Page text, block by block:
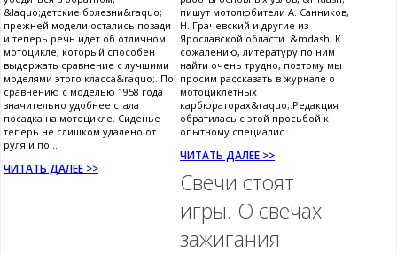
&laquo;детские болезни&raquo;
прежней модели остались позади
и теперь речь идет об отличном
мотоцикле, который способен
выдержать сравнение с лучшими
моделями этого класса&raquo;. По
сравнению с моделью 1958 года
значительно удобнее стала
посадка на мотоцикле. Сиденье
теперь не слишком удалено от
руля и по...
ЧИТАТЬ ДАЛЕЕ >>
пишут мотолюбители А. Санников,
Н. Грачевский и другие из
Ярославской области. &mdash; К
сожалению, литературу по ним
найти очень трудно, поэтому мы
просим рассказать в журнале о
мотоциклетных
карбюраторах&raquo;.Редакция
обратилась с этой просьбой к
опытному специалис...
ЧИТАТЬ ДАЛЕЕ >>
Свечи стоят
игры. О свечах
зажигания